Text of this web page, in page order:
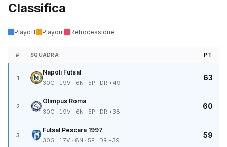
Classifica
Playoff Playout Retrocessione
# SQUADRA PT
1
Napoli Futsal
30G · 19V · 6N · 5P · DR +49
63
2
Olimpus Roma
30G · 19V · 6N · 5P · DR +38
60
3
Futsal Pescara 1997
30G · 17V · 8N · 5P · DR +39
59